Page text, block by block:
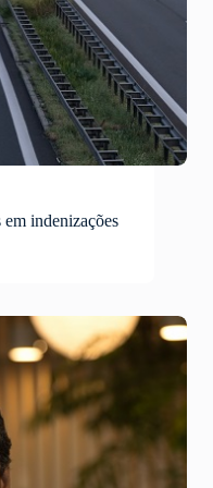
indenizações